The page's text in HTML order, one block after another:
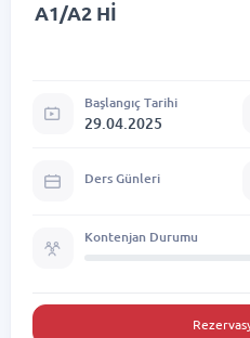
A1/A2 Hİ
Başlangıç Tarihi
29.04.2025
Ders Günleri
Kontenjan Durumu